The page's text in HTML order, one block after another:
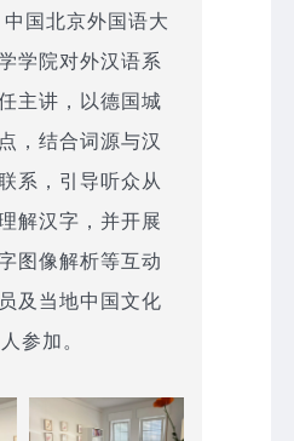
中国北京外国语大
学院对外汉语系
主讲，以德国城
，结合词源与汉
系，引导听众从
解汉字，并开展
图像解析等互动
及当地中国文化
参加。